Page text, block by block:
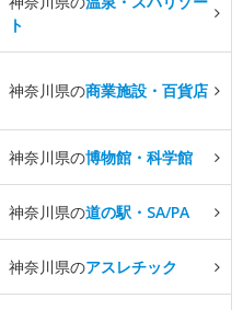
ト
神奈川県の商業施設・百貨店
神奈川県の博物館・科学館
神奈川県の道の駅・SA/PA
神奈川県のアスレチック